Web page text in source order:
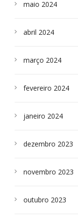
maio 2024
abril 2024
março 2024
fevereiro 2024
janeiro 2024
dezembro 2023
novembro 2023
outubro 2023